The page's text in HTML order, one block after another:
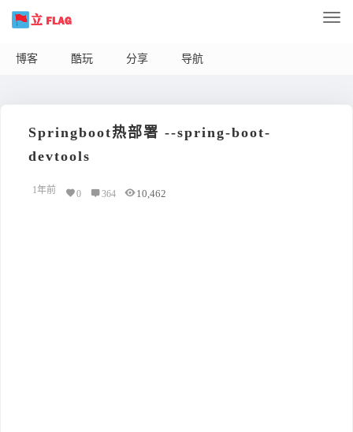
博客 酷玩 分享 导航
Springboot热部署 --spring-boot-
devtools
1年前 0 364 10,462